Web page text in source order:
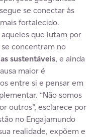
se conectar às
fortalecido.
aqueles que lutam por
concentram no
sustentáveis, e ainda
maior é
entre si e pensar em
“Não somos
outros”, esclarece por
no Engajamundo
realidade, expõem e